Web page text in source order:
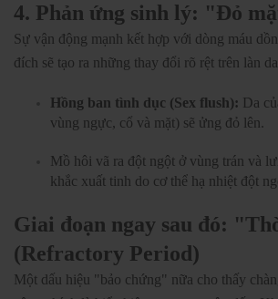
4. Phản ứng sinh lý: "Đỏ
Sự vận động mạnh kết hợp với dòng máu
đích sẽ tạo ra những thay đổi rõ rệt trên làn
Hồng ban tình dục (Sex flush): Da
vùng ngực, cổ và mặt) sẽ ửng đỏ lên.
Mồ hôi vã ra đột ngột ở vùng trán và
khắc xuất tinh do cơ thể hạ nhiệt đột
Giai đoạn ngay sau đó:
(Refractory Period)
Một dấu hiệu "bảo chứng" nữa cho thấy